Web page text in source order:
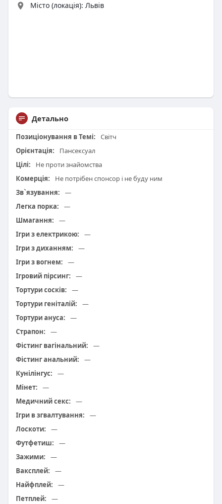
Місто (локація): Львів
Детально
Позиціонування в Темі:
Світч
Орієнтація:
Пансексуал
Цілі:
Не проти знайомства
Комерція:
Не потрібен спонсор і не буду ним
Зв`язування:
—
Легка порка:
—
Шмагання:
—
Ігри з електрикою:
—
Ігри з диханням:
—
Ігри з вогнем:
—
Ігровий пірсинг:
—
Тортури сосків:
—
Тортури геніталій:
—
Тортури ануса:
—
Страпон:
—
Фістинг вагінальний:
—
Фістинг анальний:
—
Кунілінгус:
—
Мінет:
—
Медичний секс:
—
Ігри в згвалтування:
—
Лоскоти:
—
Футфетиш:
—
Зажими:
—
Ваксплей:
—
Найфплей:
—
Петплей:
—